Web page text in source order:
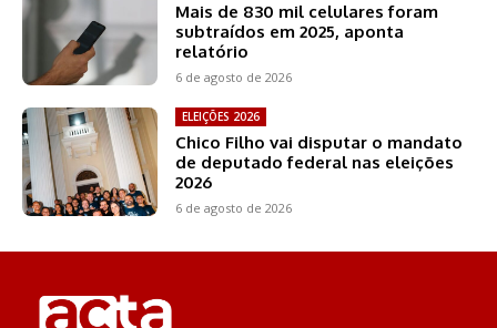
Mais de 830 mil celulares foram
subtraídos em 2025, aponta
relatório
6 de agosto de 2026
ELEIÇÕES 2026
Chico Filho vai disputar o mandato
de deputado federal nas eleições
2026
6 de agosto de 2026